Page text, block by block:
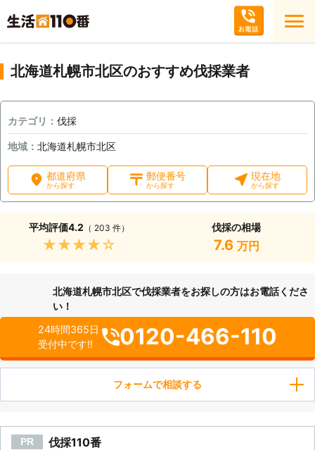
北海道札幌市北区のおすすめ伐採業者
カテゴリ： 伐採
地域： 北海道札幌市北区
都道府県
から探す
郵便番号
から探す
現在地
から探す
平均評価4.2 （ 203 件）
★★★★★
伐採の相場
7.6 万円
北海道札幌市北区で伐採業者をお探しの方はお電話くださ
い！
24時間365日
受付中です!!
0120-466-110
フォームで相談する
PR 伐採110番